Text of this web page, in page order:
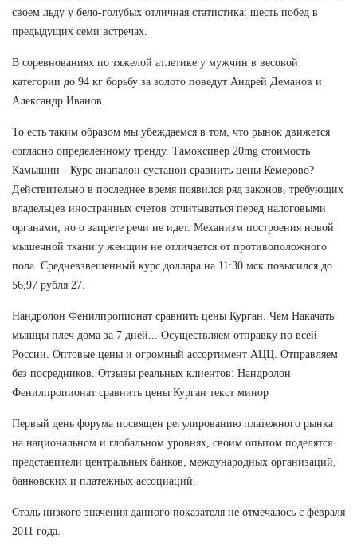
своем льду у бело-голубых отличная статистика: шесть побед в
предыдущих семи встречах.
В соревнованиях по тяжелой атлетике у мужчин в весовой
категории до 94 кг борьбу за золото поведут Андрей Деманов и
Александр Иванов.
То есть таким образом мы убеждаемся в том, что рынок движется
согласно определенному тренду. Тамоксивер 20mg стоимость
Камышин - Курс анапалон сустанон сравнить цены Кемерово?
Действительно в последнее время появился ряд законов, требующих
владельцев иностранных счетов отчитываться перед налоговыми
органами, но о запрете речи не идет. Механизм построения новой
мышечной ткани у женщин не отличается от противоположного
пола. Средневзвешенный курс доллара на 11:30 мск повысился до
56,97 рубля 27.
Нандролон Фенилпропионат сравнить цены Курган. Чем Накачать
мышцы плеч дома за 7 дней... Осуществляем отправку по всей
России. Оптовые цены и огромный ассортимент АЦЦ. Отправляем
без посредников. Отзывы реальных клиентов: Нандролон
Фенилпропионат сравнить цены Курган текст минор
Первый день форума посвящен регулированию платежного рынка
на национальном и глобальном уровнях, своим опытом поделятся
представители центральных банков, международных организаций,
банковских и платежных ассоциаций.
Столь низкого значения данного показателя не отмечалось с февраля
2011 года.